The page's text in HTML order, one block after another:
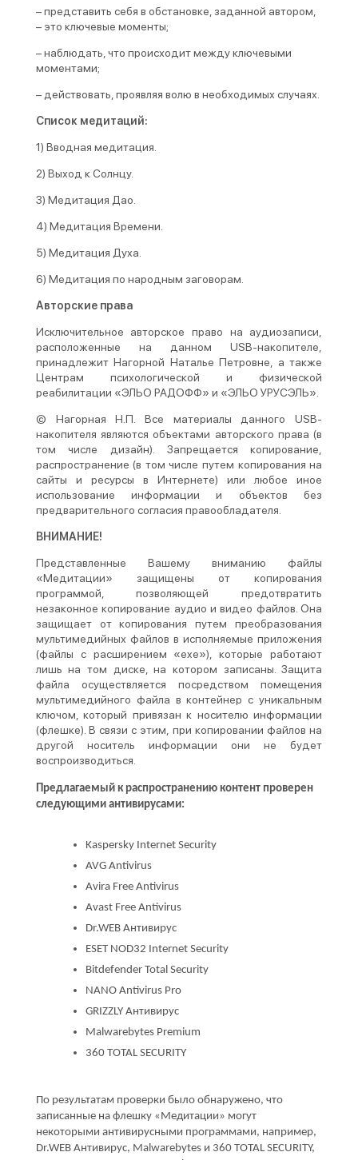
– представить себя в обстановке, заданной автором,
– это ключевые моменты;
– наблюдать, что происходит между ключевыми
моментами;
– действовать, проявляя волю в необходимых случаях.
Список медитаций:
1) Вводная медитация.
2) Выход к Солнцу.
3) Медитация Дао.
4) Медитация Времени.
5) Медитация Духа.
6) Медитация по народным заговорам.
Авторские права
Исключительное авторское право на аудиозаписи,
расположенные на данном USB-накопителе,
принадлежит Нагорной Наталье Петровне, а также
Центрам психологической и физической
реабилитации «ЭЛЬО РАДОФФ» и «ЭЛЬО УРУСЭЛЬ».
© Нагорная Н.П. Все материалы данного USB-
накопителя являются объектами авторского права (в
том числе дизайн). Запрещается копирование,
распространение (в том числе путем копирования на
сайты и ресурсы в Интернете) или любое иное
использование информации и объектов без
предварительного согласия правообладателя.
ВНИМАНИЕ!
Представленные Вашему вниманию файлы
«Медитации» защищены от копирования
программой, позволяющей предотвратить
незаконное копирование аудио и видео файлов. Она
защищает от копирования путем преобразования
мультимедийных файлов в исполняемые приложения
(файлы с расширением «exe»), которые работают
лишь на том диске, на котором записаны. Защита
файла осуществляется посредством помещения
мультимедийного файла в контейнер с уникальным
ключом, который привязан к носителю информации
(флешке). В связи с этим, при копировании файлов на
другой носитель информации они не будет
воспроизводиться.
Предлагаемый к распространению контент проверен
следующими антивирусами:
Kaspersky Internet Security
AVG Antivirus
Avira Free Antivirus
Avast Free Antivirus
Dr.WEB Антивирус
ESET NOD32 Internet Security
Bitdefender Total Security
NANO Antivirus Pro
GRIZZLY Антивирус
Malwarebytes Premium
360 TOTAL SECURITY
По результатам проверки было обнаружено, что
записанные на флешку «Медитации» могут
некоторыми антивирусными программами, например,
Dr.WEB Антивирус, Malwarebytes и 360 TOTAL SECURITY,